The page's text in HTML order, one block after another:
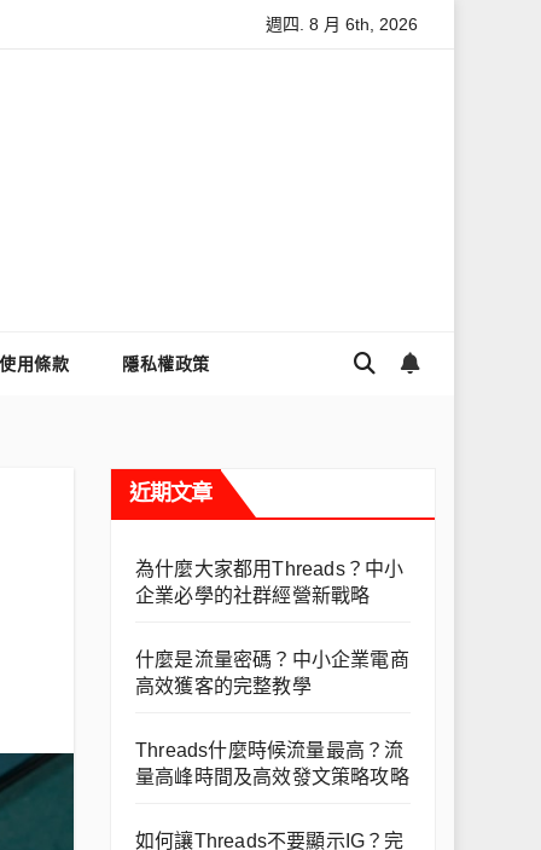
麼讓Threads流量變多？高效提升流量的完整教學
週四. 8 月 6th, 2026
使用條款 隱私權政策
近期文章
為什麼大家都用Threads？中小
企業必學的社群經營新戰略
什麼是流量密碼？中小企業電商
高效獲客的完整教學
Threads什麼時候流量最高？流
量高峰時間及高效發文策略攻略
如何讓Threads不要顯示IG？完